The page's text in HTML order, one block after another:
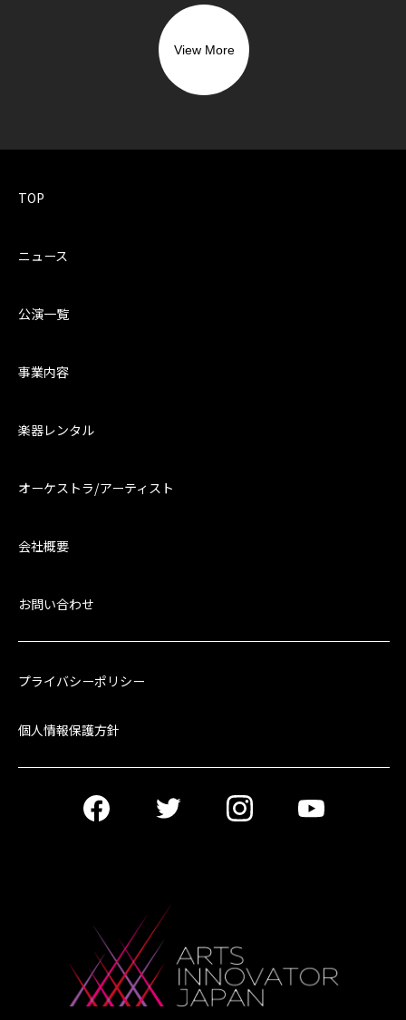
View More
TOP
ニュース
公演一覧
事業内容
楽器レンタル
オーケストラ/アーティスト
会社概要
お問い合わせ
プライバシーポリシー
個人情報保護方針